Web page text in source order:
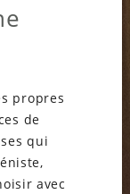
propres
de
qui
avec